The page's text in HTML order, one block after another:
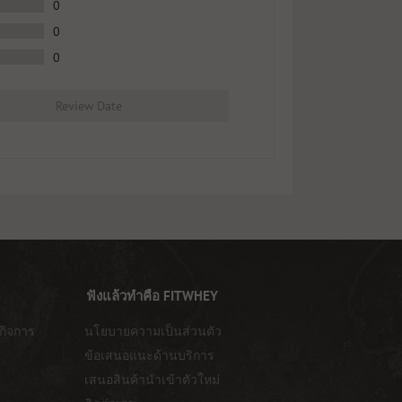
0
0
0
Review Date
ฟังแล้วทำคือ FITWHEY
จการ
นโยบายความเป็นส่วนตัว
ข้อเสนอแนะด้านบริการ
เสนอสินค้านำเข้าตัวใหม่